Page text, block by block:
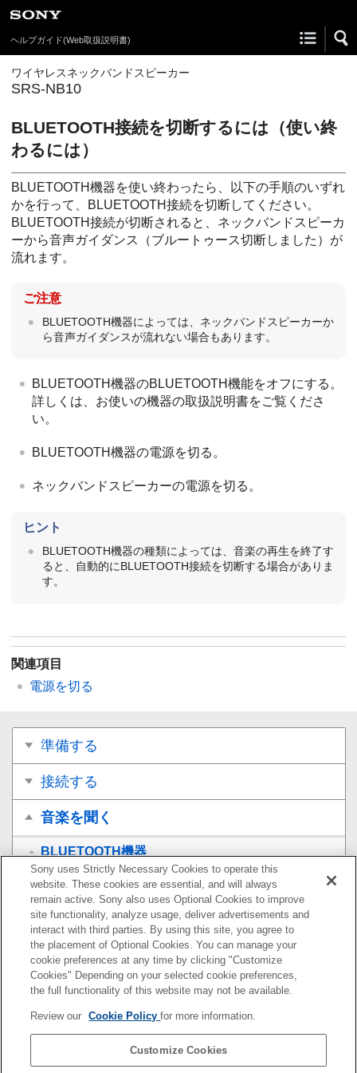
ヘルプガイド(Web取扱説明書)
ワイヤレスネックバンドスピーカー
SRS-NB10
BLUETOOTH接続を切断するには（使い終
わるには）
BLUETOOTH機器を使い終わったら、以下の手順のいずれ
かを行って、BLUETOOTH接続を切断してください。
BLUETOOTH接続が切断されると、ネックバンドスピーカ
ーから音声ガイダンス（ブルートゥース切断しました）が
流れます。
ご注意
BLUETOOTH機器によっては、ネックバンドスピーカーか
ら音声ガイダンスが流れない場合もあります。
BLUETOOTH機器のBLUETOOTH機能をオフにする。
詳しくは、お使いの機器の取扱説明書をご覧くださ
い。
BLUETOOTH機器の電源を切る。
ネックバンドスピーカーの電源を切る。
ヒント
BLUETOOTH機器の種類によっては、音楽の再生を終了す
ると、自動的にBLUETOOTH接続を切断する場合がありま
す。
関連項目
電源を切る
準備する
接続する
音楽を聞く
BLUETOOTH機器
BLUETOOTH接続した機器の音楽を聞く
BLUETOOTH接続での音楽再生品質を切り替える
（コーデック）
BLUETOOTH接続を切断するには（使い終わるに
は）
通話する
Sony uses Strictly Necessary Cookies to operate this
website. These cookies are essential, and will always
remain active. Sony also uses Optional Cookies to improve
site functionality, analyze usage, deliver advertisements and
interact with third parties. By using this site, you agree to
the placement of Optional Cookies. You can manage your
cookie preferences at any time by clicking "Customize
Cookies" Depending on your selected cookie preferences,
the full functionality of this website may not be available.
Review our Cookie Policyfor more information.
Customize Cookies